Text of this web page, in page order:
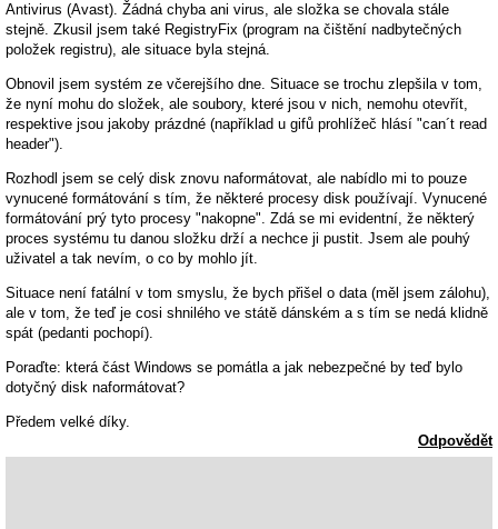
Antivirus (Avast). Žádná chyba ani virus, ale složka se chovala stále
stejně. Zkusil jsem také RegistryFix (program na čištění nadbytečných
položek registru), ale situace byla stejná.
Obnovil jsem systém ze včerejšího dne. Situace se trochu zlepšila v tom,
že nyní mohu do složek, ale soubory, které jsou v nich, nemohu otevřít,
respektive jsou jakoby prázdné (například u gifů prohlížeč hlásí "can´t read
header").
Rozhodl jsem se celý disk znovu naformátovat, ale nabídlo mi to pouze
vynucené formátování s tím, že některé procesy disk používají. Vynucené
formátování prý tyto procesy "nakopne". Zdá se mi evidentní, že některý
proces systému tu danou složku drží a nechce ji pustit. Jsem ale pouhý
uživatel a tak nevím, o co by mohlo jít.
Situace není fatální v tom smyslu, že bych přišel o data (měl jsem zálohu),
ale v tom, že teď je cosi shnilého ve státě dánském a s tím se nedá klidně
spát (pedanti pochopí).
Poraďte: která část Windows se pomátla a jak nebezpečné by teď bylo
dotyčný disk naformátovat?
Předem velké díky.
Odpovědět